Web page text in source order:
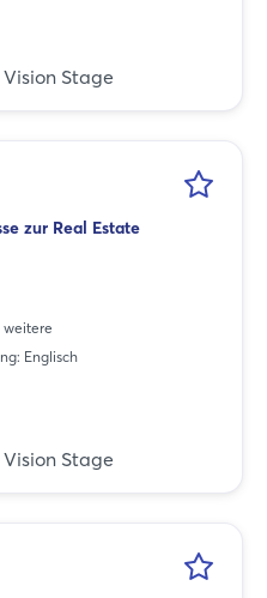
Stage
zur Real Estate
weitere
Englisch
Stage